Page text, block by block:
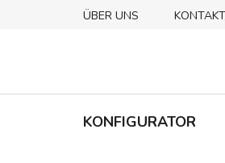
ÜBER UNS
KONFIGURATOR